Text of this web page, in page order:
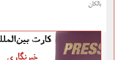
بالکان